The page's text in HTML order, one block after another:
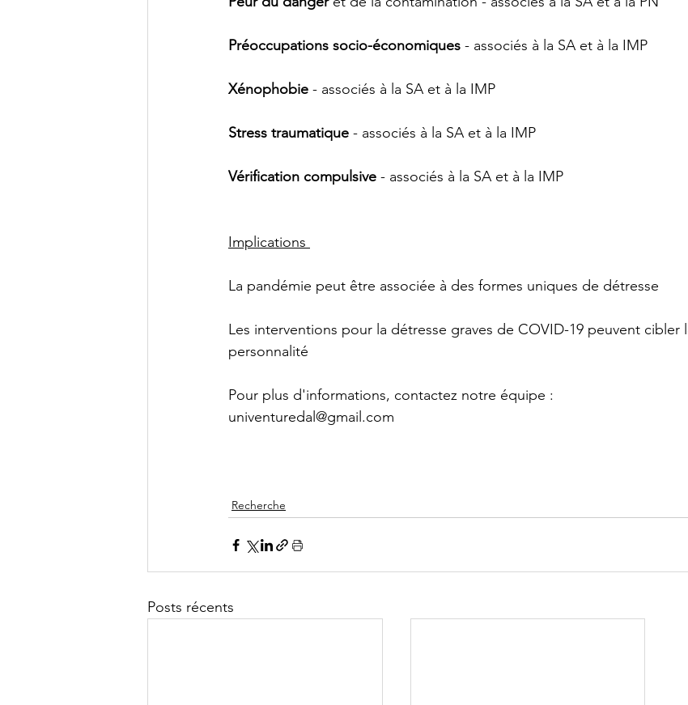
Préoccupations socio-économiques - associés à la SA et à la IMP
Xénophobie - associés à la SA et à la IMP
Stress traumatique - associés à la SA et à la IMP
Vérification compulsive - associés à la SA et à la IMP
Implications
La pandémie peut être associée à des formes uniques de détresse
Les interventions pour la détresse graves de COVID-19 peuvent cibler
personnalité
Pour plus d'informations, contactez notre équipe :
univenturedal@gmail.com
Recherche
Posts récents